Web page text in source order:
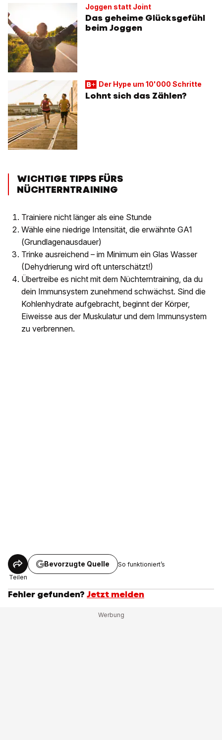
Joggen statt Joint
Das geheime Glücksgefühl
beim Joggen
Der Hype um 10'000 Schritte
Lohnt sich das Zählen?
WICHTIGE TIPPS FÜRS
NÜCHTERNTRAINING
Trainiere nicht länger als eine Stunde
Wähle eine niedrige Intensität, die erwähnte GA1
(Grundlagenausdauer)
Trinke ausreichend – im Minimum ein Glas Wasser
(Dehydrierung wird oft unterschätzt!)
Übertreibe es nicht mit dem Nüchterntraining, da du
dein Immunsystem zunehmend schwächst. Sind die
Kohlenhydrate aufgebracht, beginnt der Körper,
Eiweisse aus der Muskulatur und dem Immunsystem
zu verbrennen.
Teilen
Bevorzugte Quelle So funktioniert’s
Fehler gefunden? Jetzt melden